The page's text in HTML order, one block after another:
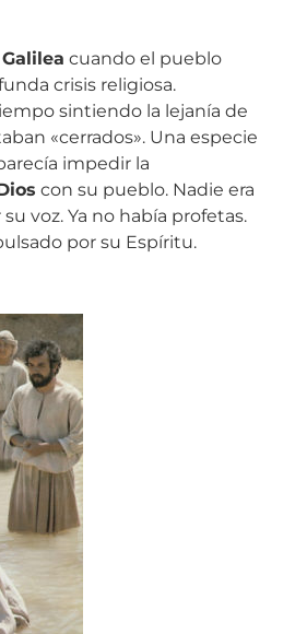
Galilea cuando el pueblo
crisis religiosa.
sintiendo la lejanía de
«cerrados». Una especie
impedir la
con su pueblo. Nadie era
voz. Ya no había profetas.
por su Espíritu.